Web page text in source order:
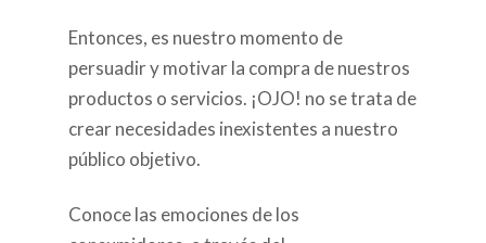
Entonces, es nuestro momento de
persuadir y motivar la compra de nuestros
productos o servicios. ¡OJO! no se trata de
crear necesidades inexistentes a nuestro
público objetivo.
Conoce las emociones de los